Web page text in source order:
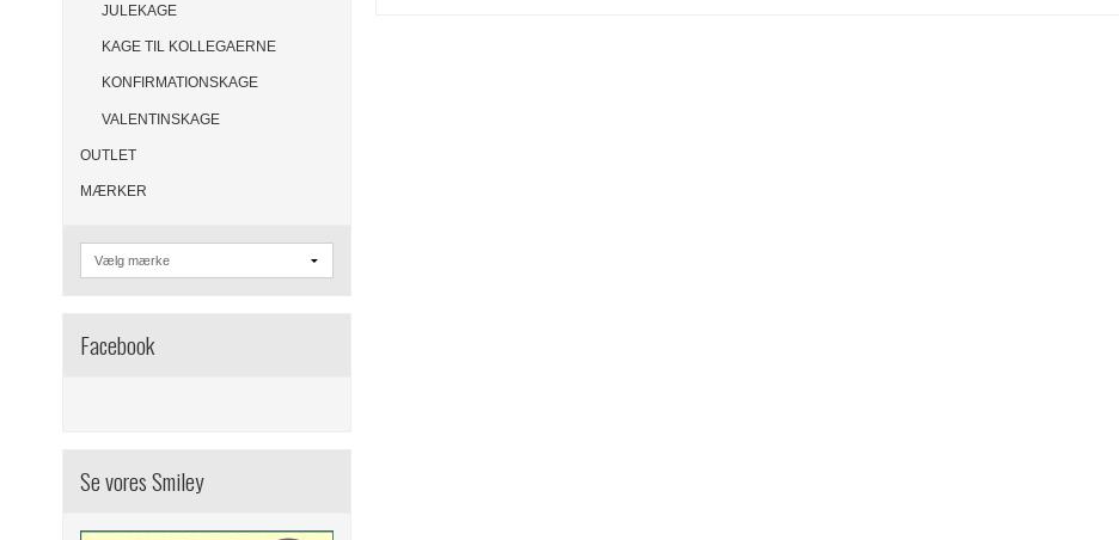
JULEKAGE
KAGE TIL KOLLEGAERNE
KONFIRMATIONSKAGE
VALENTINSKAGE
OUTLET
MÆRKER
Facebook
Se vores Smiley